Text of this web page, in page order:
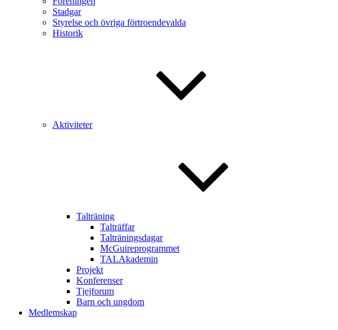
Stadgar
Styrelse och övriga förtroendevalda
Historik
Aktiviteter
Talträning
Talträffar
Talträningsdagar
McGuireprogrammet
TALAkademin
Projekt
Konferenser
Tjejforum
Barn och ungdom
Medlemskap